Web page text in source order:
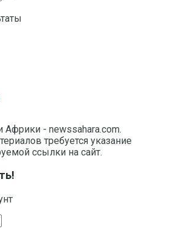
- newssahara.com.
требуется указание
ссылки на сайт.